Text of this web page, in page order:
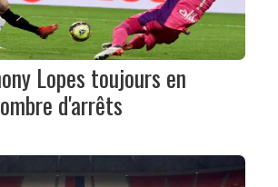
Lopes toujours en
d'arrêts